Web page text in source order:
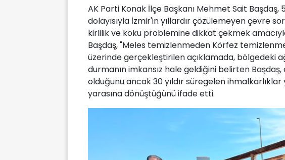
AK Parti Konak İlçe Başkanı Mehmet Sait
dolayısıyla İzmir'in yıllardır çözülemeyen çevre
kirlilik ve koku problemine dikkat çekmek
Başdaş, "Meles temizlenmeden Körfez
üzerinde gerçekleştirilen açıklamada, bölgedeki
durmanın imkansız hale geldiğini belirten
olduğunu ancak 30 yıldır süregelen
yarasına dönüştüğünü ifade etti.